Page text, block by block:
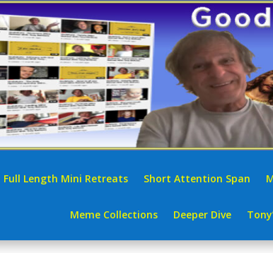
Full Length Mini Retreats Short Attention Span
Meme Collections Deeper Dive